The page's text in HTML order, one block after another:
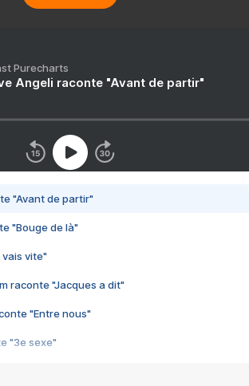
Purecharts
Angeli raconte "Avant de partir"
"Avant de partir"
"Bouge de là"
vais vite"
raconte "Jacques a dit"
"Entre nous"
"3e sexe"